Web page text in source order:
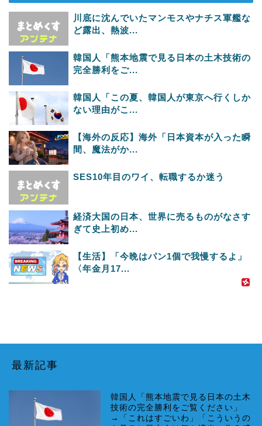
川底に沈んでいたマンモスやナチス軍艦な
ど露出、熱波...
韓国人「熊本地震で見る日本の土木技術の
完全勝利をご...
韓国人「この夏、韓国人が東京へ行くしか
ない理由がこ...
【海外の反応】海外「日本資本が入った瞬
間、魔法がか...
SES10年目のワイ、転職するか迷う
経済大国の日本、世界に売るものがなさす
ぎて史上初め...
【生活】「今晩はパン1個で我慢するよ」
〈年金月17...
最新記事
韓国人「熊本地震で見る日本の土木
技術の完全勝利をご覧ください」
→「これはすごいわ」「こういうの